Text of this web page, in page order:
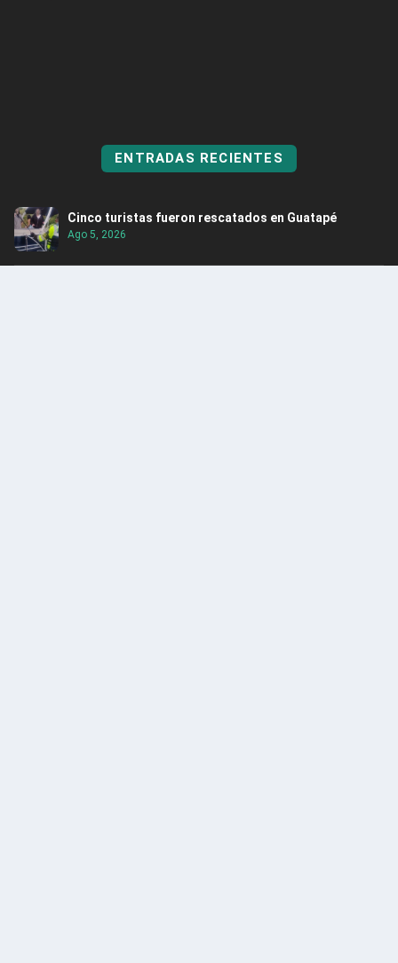
ENTRADAS RECIENTES
Cinco turistas fueron rescatados en Guatapé
Ago 5, 2026